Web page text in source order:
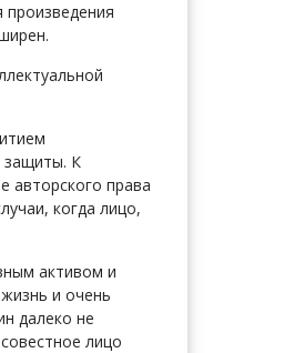
защиты. К
авторского права
когда лицо,
активом и
и очень
далеко не
лицо